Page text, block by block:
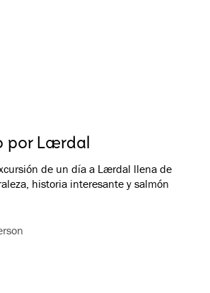
por Lærdal
de un día a Lærdal llena de
historia interesante y salmón